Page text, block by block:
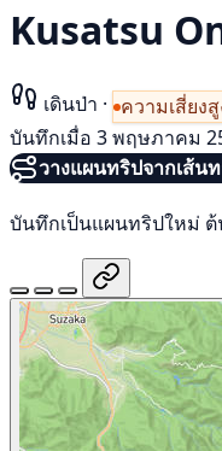
Kusatsu
เดินป่า · ความเสี่ยงสู
บันทึกเมื่อ 3 พฤษภาคม
วางแผนทริปจากเส้น
บันทึกเป็นแผนทริปใหม่